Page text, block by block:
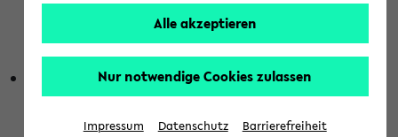
wurden. Die Anzeige ist semesterübergreifend und nicht
abhängig vom im eKVV gewählten Semester.
Die hier gezeigte Liste von Raumänderungen kann nur
vollständig sein, wenn den Fakultäten von den Lehrenden
die Änderungen zeitnah mitgeteilt und diese Änderungen
Alle akzeptieren
Nur notwendige Cookies zulassen
Impressum Datenschutz Barrierefreiheit